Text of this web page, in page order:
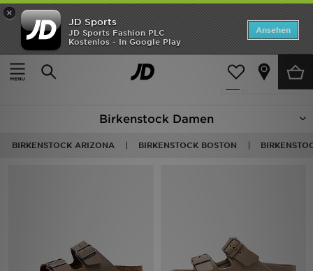
×
JD Sports
JD Sports Fashion PLC
Kostenlos - In Google Play
Ansehen
Home
Frauen
Verfeinern
17 Produkte
Birkenstock Damen
BIRKENSTOCK ARIZONA BIRKENSTOCK BOSTON
ANGEBOTE
Neuheiten
Kinder